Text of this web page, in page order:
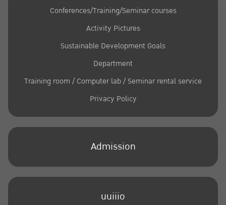
Conferences/Training/Seminar courses
Activity Pictures
Sustainable Development Goals
Department
Training room / Computer lab / Seminar rental service
Privacy Policy
Admission
uuiiio